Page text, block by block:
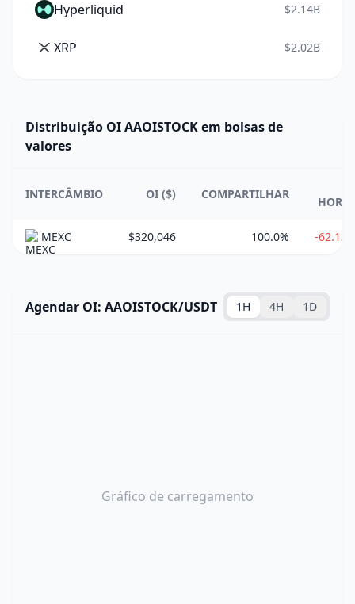
Hyperliquid $2.14B
XRP $2.02B
Distribuição OI AAOISTOCK em bolsas de
valores
INTERCÂMBIO OI ($) COMPARTILHAR
MEXC $320,046 100.0% -
Agendar OI: AAOISTOCK/USDT 1H 4H 1D
Gráfico de carregamento